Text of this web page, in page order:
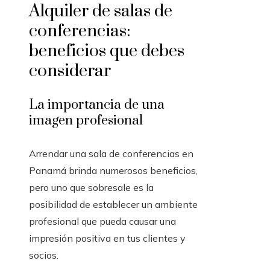
Alquiler de salas de
conferencias:
beneficios que debes
considerar
La importancia de una
imagen profesional
Arrendar una sala de conferencias en
Panamá brinda numerosos beneficios,
pero uno que sobresale es la
posibilidad de establecer un ambiente
profesional que pueda causar una
impresión positiva en tus clientes y
socios.